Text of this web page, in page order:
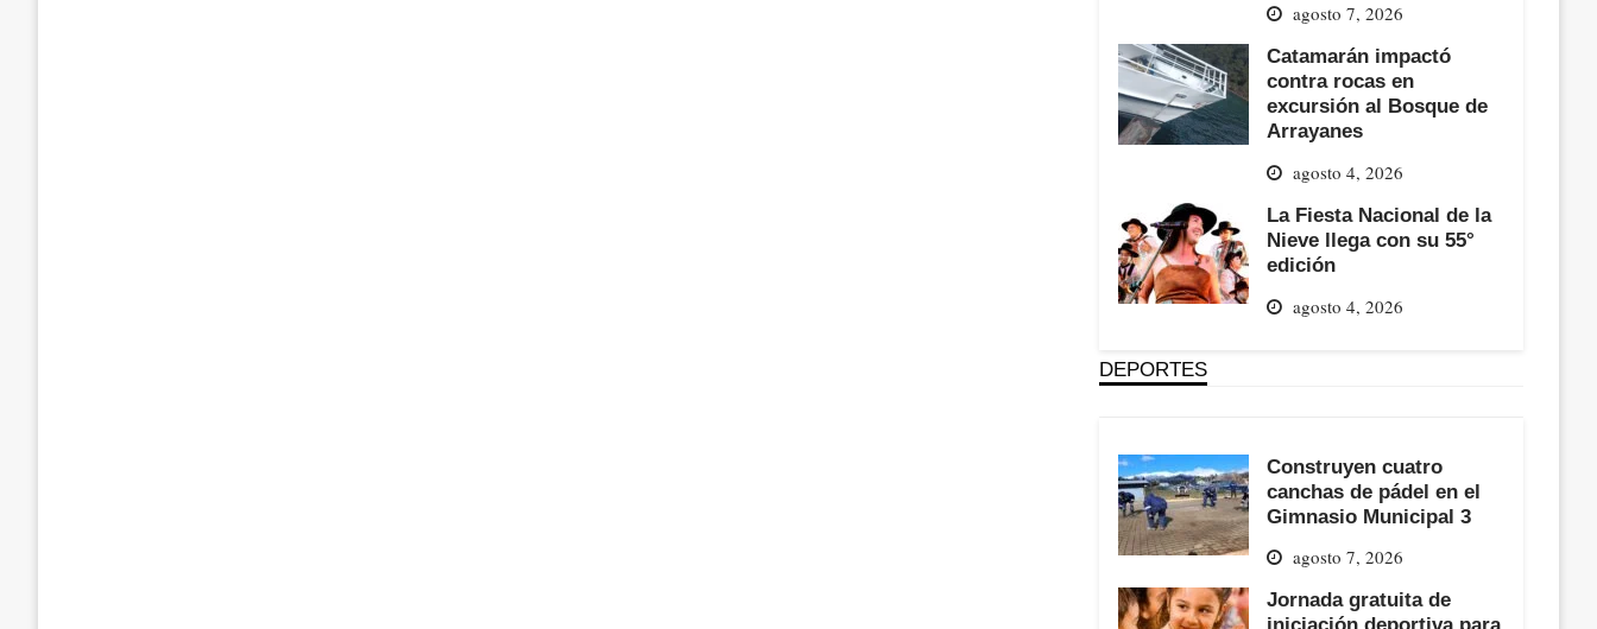
agosto 7, 2026
Catamarán impactó
contra rocas en
excursión al Bosque de
Arrayanes
agosto 4, 2026
La Fiesta Nacional de la
Nieve llega con su 55°
edición
agosto 4, 2026
DEPORTES
Construyen cuatro
canchas de pádel en el
Gimnasio Municipal 3
agosto 7, 2026
Jornada gratuita de
iniciación deportiva para